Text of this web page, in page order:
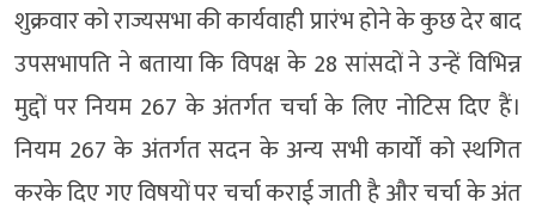
शुक्रवार को राज्यसभा की कार्यवाही प्रारंभ होने के कुछ देर बाद
उपसभापति ने बताया कि विपक्ष के 28 सांसदों ने उन्हें विभिन्न
मुद्दों पर नियम 267 के अंतर्गत चर्चा के लिए नोटिस दिए हैं।
नियम 267 के अंतर्गत सदन के अन्य सभी कार्यों को स्थगित
करके दिए गए विषयों पर चर्चा कराई जाती है और चर्चा के अंत